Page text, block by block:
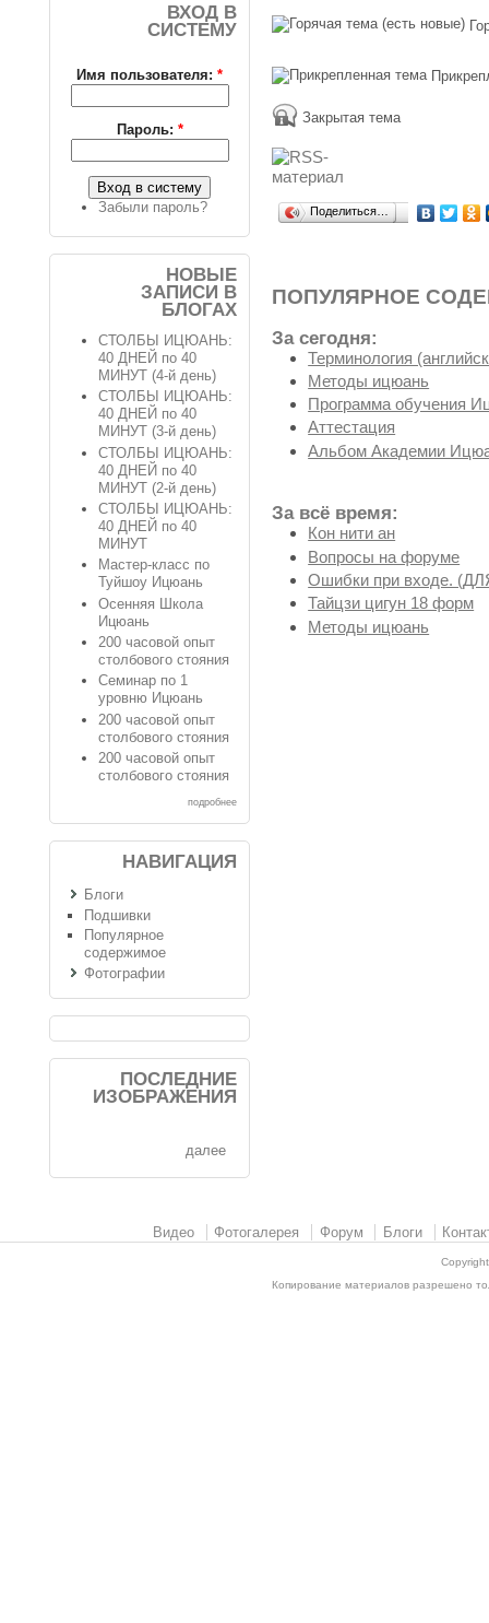
Закрытая тема
Поделиться…
ПОПУЛЯРНОЕ
За сегодня:
Терминология
Методы ицюань
Программа обучения
Аттестация
Альбом Академии
За всё время:
Кон нити ан
Вопросы на форуме
Ошибки при входе.
Тайцзи цигун 18 форм
Методы ицюань
ВХОД В
СИСТЕМУ
Имя пользователя: *
Пароль: *
Забыли пароль?
НОВЫЕ
ЗАПИСИ В
БЛОГАХ
СТОЛБЫ ИЦЮАНЬ:
40 ДНЕЙ по 40
МИНУТ (4-й день)
СТОЛБЫ ИЦЮАНЬ:
40 ДНЕЙ по 40
МИНУТ (3-й день)
СТОЛБЫ ИЦЮАНЬ:
40 ДНЕЙ по 40
МИНУТ (2-й день)
СТОЛБЫ ИЦЮАНЬ:
40 ДНЕЙ по 40
МИНУТ
Мастер-класс по
Туйшоу Ицюань
Осенняя Школа
Ицюань
200 часовой опыт
столбового стояния
Семинар по 1
уровню Ицюань
200 часовой опыт
столбового стояния
200 часовой опыт
столбового стояния
подробнее
НАВИГАЦИЯ
Блоги
Подшивки
Популярное
содержимое
Фотографии
ПОСЛЕДНИЕ
ИЗОБРАЖЕНИЯ
далее
Видео Фотогалерея Форум Блоги
Копирование материалов разрешено